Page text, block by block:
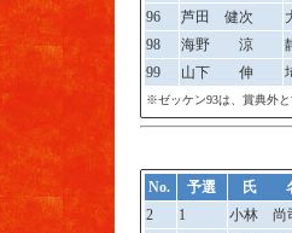
96
芦田 健次
98
海野 涼
99
山下 伸
※ゼッケン93は、賞典外
No. 予選
氏
2
1
小林 尚